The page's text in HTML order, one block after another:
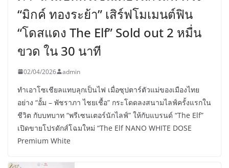
“มิกค์ ทองระย้า” เสิร์ฟโมเมนต์ฟิน
“โดสแดง The Elf” Sold out 2 หมื่น
ขวด ใน 30 นาที
02/04/2026 admin
ทำเอาโซเชียลแทบลุกเป็นไฟ เมื่อซุปตาร์ตัวแม่ของเมืองไทย
อย่าง “อั้ม – พัชราภา ไชยเชื้อ” กระโดดลงสนามไลฟ์ครั้งแรกใน
ชีวิต กับบทบาท “พรีเซนเตอร์นักไลฟ์” ให้กับแบรนด์ “The Elf”
เปิดขายโปรดักส์โฉมใหม่ “The Elf NANO WHITE DOSE
Premium White